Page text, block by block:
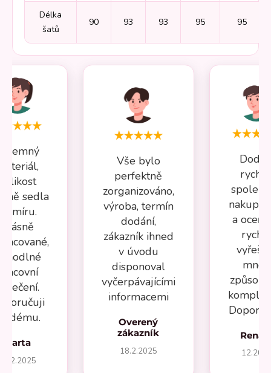
Délka
šatů
90 93 93 95 95
sedla
míru.
Krásně
Marta
Vše bylo
perfektně
zorganizováno,
výroba, termín
dodání,
zákazník ihned
v úvodu
disponoval
vyčerpávajícími
informacemi
Overený
zákazník
18.2.2025
a
mnou